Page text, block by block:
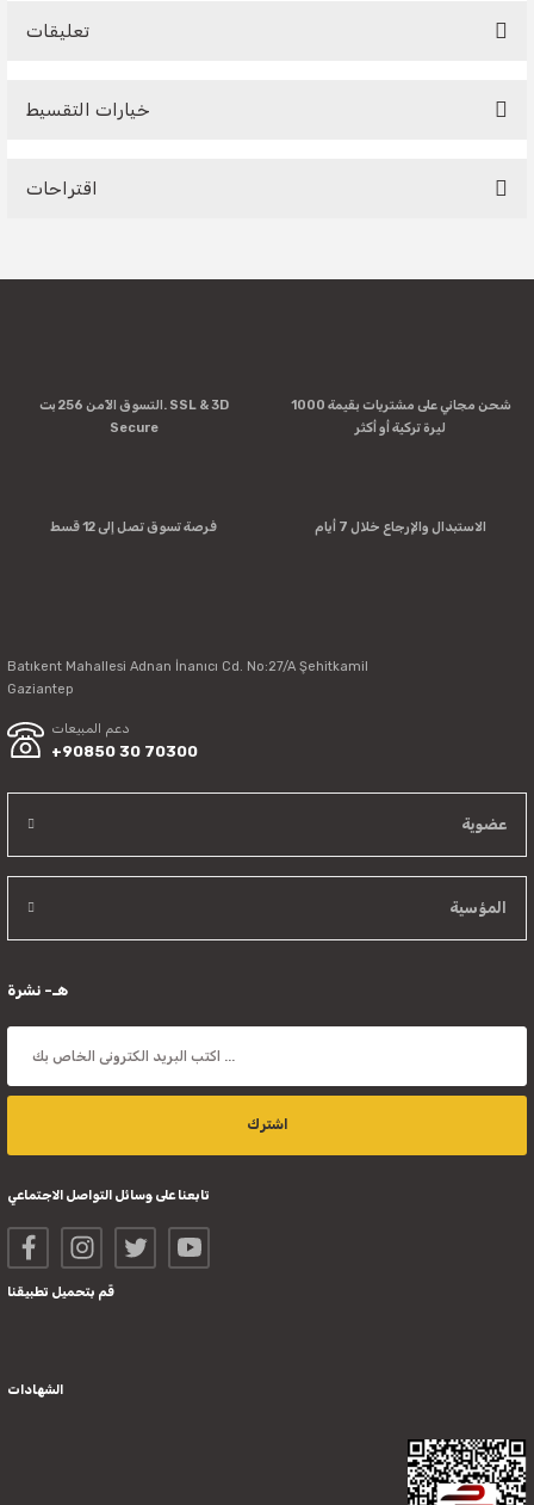
تعليقات
خيارات التقسيط
اقتراحات
product's price, image, description, or any other insufficient
Missing information in the product description.
There should be other alternatives to this product.
Send
التسوق الآمن 256 بت. SSL & 3D
Secure
شحن مجاني على مشتريات بقيمة 1000
ليرة تركية أو أكثر
فرصة تسوق تصل إلى 12 قسط الاستبدال والإرجاع خلال 7 أيام
Batıkent Mahallesi Adnan İnanıcı Cd. No:27/A Şehitkamil
Gaziantep
دعم المبيعات
+90850 30 70300
عضوية
المؤسية
هـ- نشرة
اشترك
تابعنا على وسائل التواصل الاجتماعي
قم بتحميل تطبيقنا
الشهادات